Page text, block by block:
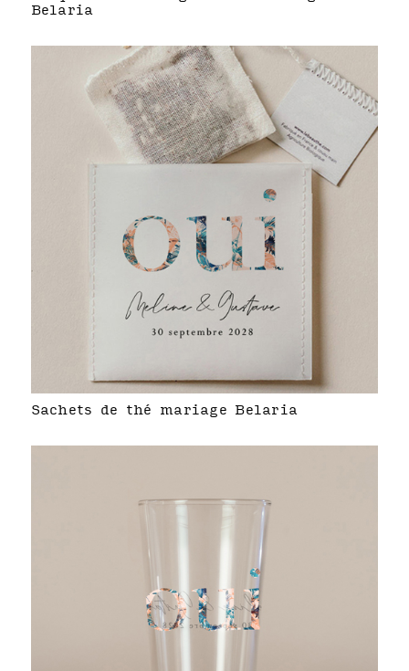
Belaria
Sachets de thé mariage Belaria